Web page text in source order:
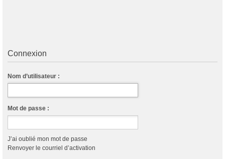
Connexion
Nom d’utilisateur :
Mot de passe :
J’ai oublié mon mot de passe
Renvoyer le courriel d’activation